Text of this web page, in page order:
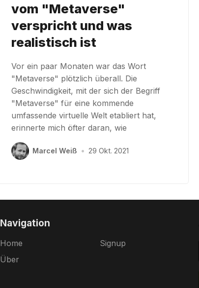
vom "Metaverse"
verspricht und was
realistisch ist
Vor ein paar Monaten war das Wort
"Metaverse" plötzlich überall. Die
Geschwindigkeit, mit der sich der Begriff
"Metaverse" für eine kommende
umfassende virtuelle Welt etabliert hat,
erinnerte mich öfter daran, wie
Marcel Weiß • 29 Okt. 2021
Navigation
Home
Über
Signup